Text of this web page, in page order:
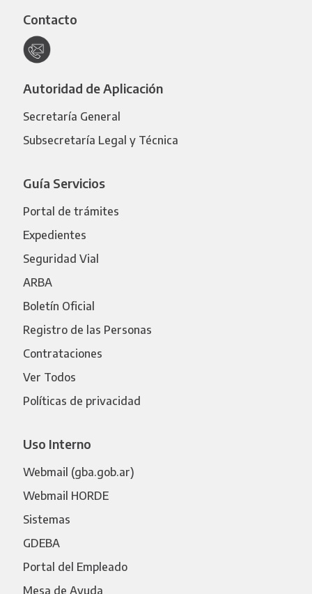
Contacto
Autoridad de Aplicación
Secretaría General
Subsecretaría Legal y Técnica
Guía Servicios
Portal de trámites
Expedientes
Seguridad Vial
ARBA
Boletín Oficial
Registro de las Personas
Contrataciones
Ver Todos
Políticas de privacidad
Uso Interno
Webmail (gba.gob.ar)
Webmail HORDE
Sistemas
GDEBA
Portal del Empleado
Mesa de Ayuda